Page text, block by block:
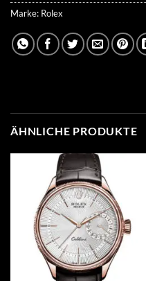
Marke: Rolex
ÄHNLICHE PRODUKTE